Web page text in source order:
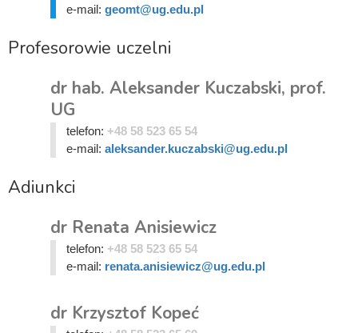
e-mail: geomt@ug.edu.pl
Profesorowie uczelni
dr hab. Aleksander Kuczabski, prof.
UG
telefon: +48 58 523 65 54
e-mail: aleksander.kuczabski@ug.edu.pl
Adiunkci
dr Renata Anisiewicz
telefon: +48 58 523 65 54
e-mail: renata.anisiewicz@ug.edu.pl
dr Krzysztof Kopeć